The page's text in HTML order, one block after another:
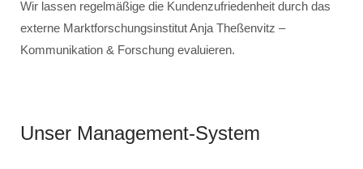
Wir lassen regelmäßige die Kundenzufriedenheit durch das
externe Marktforschungsinstitut Anja Theßenvitz –
Kommunikation & Forschung evaluieren.
Unser Management-System